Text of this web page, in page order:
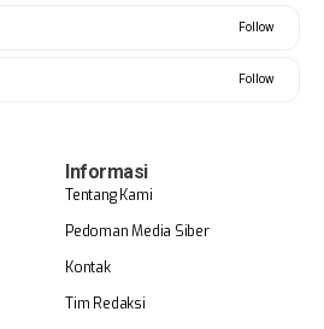
Follow
Follow
Informasi
Tentang Kami
Pedoman Media Siber
Kontak
Tim Redaksi